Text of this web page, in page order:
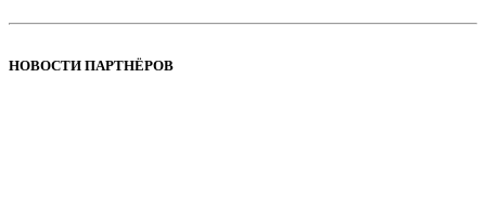
НОВОСТИ ПАРТНЁРОВ